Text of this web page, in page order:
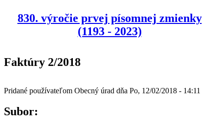
830. výročie prvej písomnej zmienky
(1193 - 2023)
Faktúry 2/2018
Pridané používateľom Obecný úrad dňa Po, 12/02/2018 - 14:11
Subor: